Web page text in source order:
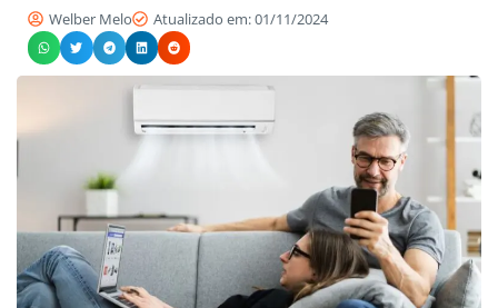
Welber Melo Atualizado em: 01/11/2024